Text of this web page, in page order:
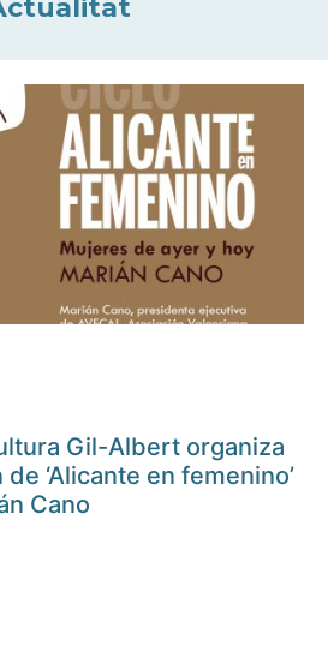
Gil-Albert organiza
‘Alicante en femenino’
Cano